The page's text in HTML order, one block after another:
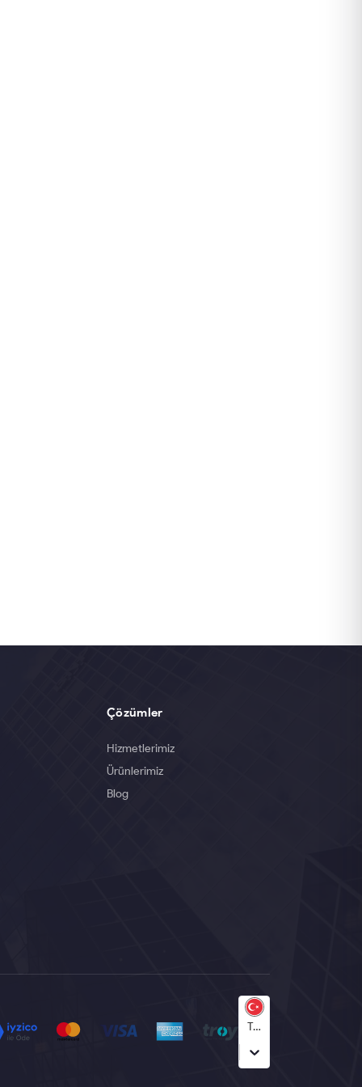
Çözümler
Hizmetlerimiz
Ürünlerimiz
Blog
Türkçe